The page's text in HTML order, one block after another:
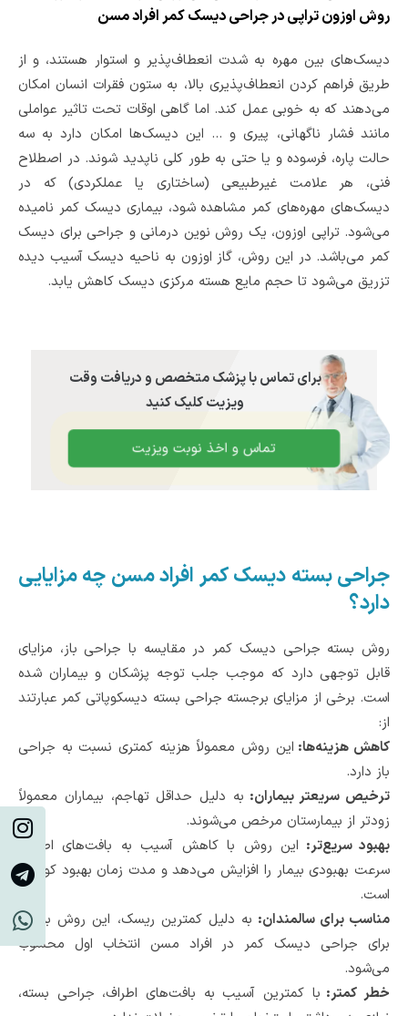
روش اوزون تراپی در جراحی دیسک کمر افراد مسن
دیسک‌های بین مهره به شدت انعطاف‌پذیر و استوار هستند، و از
طریق فراهم کردن انعطاف‌پذیری بالا، به ستون فقرات انسان امکان
می‌دهند که به خوبی عمل کند. اما گاهی اوقات تحت تاثیر عواملی
مانند فشار ناگهانی، پیری و ... این دیسک‌ها امکان دارد به سه
حالت پاره، فرسوده و یا حتی به طور کلی ناپدید شوند. در اصطلاح
فنی، هر علامت غیرطبیعی (ساختاری یا عملکردی) که در
دیسک‌های مهره‌های کمر مشاهده شود، بیماری دیسک کمر نامیده
می‌شود. تراپی اوزون، یک روش نوین درمانی و جراحی برای دیسک
کمر می‌باشد. در این روش، گاز اوزون به ناحیه دیسک آسیب دیده
تزریق می‌شود تا حجم مایع هسته مرکزی دیسک کاهش یابد.
برای تماس با پزشک متخصص و دریافت وقت
ویزیت کلیک کنید
تماس و اخذ نوبت ویزیت
جراحی بسته دیسک کمر افراد مسن چه مزایایی
دارد؟
روش بسته جراحی دیسک کمر در مقایسه با جراحی باز، مزایای
قابل توجهی دارد که موجب جلب توجه پزشکان و بیماران شده
است. برخی از مزایای برجسته جراحی بسته دیسکوپاتی کمر عبارتند
از:
کاهش هزینه‌ها: این روش معمولاً هزینه کمتری نسبت به جراحی
باز دارد.
ترخیص سریعتر بیماران: به دلیل حداقل تهاجم، بیماران معمولاً
زودتر از بیمارستان مرخص می‌شوند.
بهبود سریع‌تر: این روش با کاهش آسیب به بافت‌های اطراف،
سرعت بهبودی بیمار را افزایش می‌دهد و مدت زمان بهبود کوتاه‌تر
است.
مناسب برای سالمندان: به دلیل کمترین ریسک، این روش به‌ویژه
برای جراحی دیسک کمر در افراد مسن انتخاب اول محسوب
می‌شود.
خطر کمتر: با کمترین آسیب به بافت‌های اطراف، جراحی بسته،